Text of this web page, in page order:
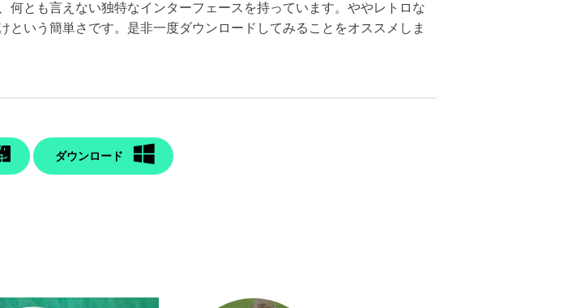
とも言えない独特なインターフェースを持っています。ややレトロな
いう簡単さです。是非一度ダウンロードしてみることをオススメしま
ダウンロード